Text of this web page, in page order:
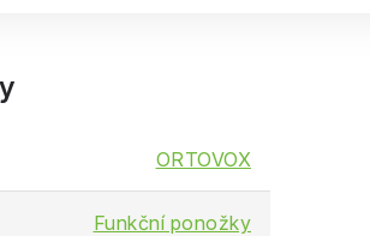
ORTOVOX
Funkční ponožky